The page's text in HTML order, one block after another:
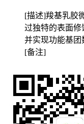
[描述]羧基乳胶
过独特的表面修
并实现功能基团
[备注]